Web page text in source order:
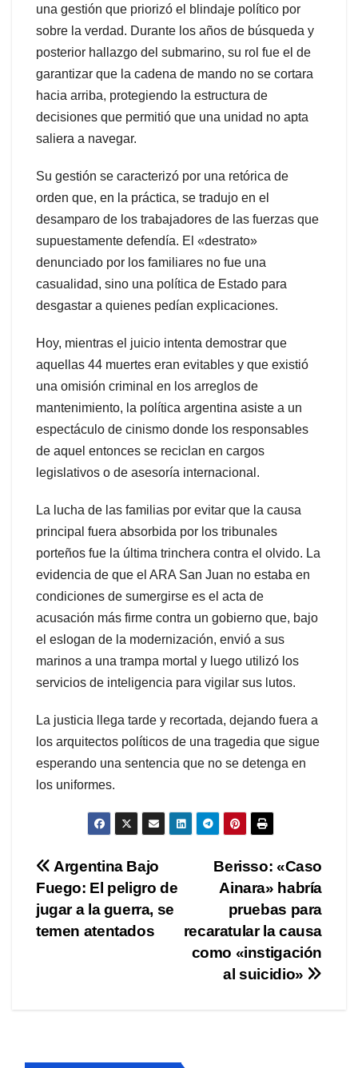
una gestión que priorizó el blindaje político por
sobre la verdad. Durante los años de búsqueda y
posterior hallazgo del submarino, su rol fue el de
garantizar que la cadena de mando no se cortara
hacia arriba, protegiendo la estructura de
decisiones que permitió que una unidad no apta
saliera a navegar.
Su gestión se caracterizó por una retórica de
orden que, en la práctica, se tradujo en el
desamparo de los trabajadores de las fuerzas que
supuestamente defendía. El «destrato»
denunciado por los familiares no fue una
casualidad, sino una política de Estado para
desgastar a quienes pedían explicaciones.
Hoy, mientras el juicio intenta demostrar que
aquellas 44 muertes eran evitables y que existió
una omisión criminal en los arreglos de
mantenimiento, la política argentina asiste a un
espectáculo de cinismo donde los responsables
de aquel entonces se reciclan en cargos
legislativos o de asesoría internacional.
La lucha de las familias por evitar que la causa
principal fuera absorbida por los tribunales
porteños fue la última trinchera contra el olvido. La
evidencia de que el ARA San Juan no estaba en
condiciones de sumergirse es el acta de
acusación más firme contra un gobierno que, bajo
el eslogan de la modernización, envió a sus
marinos a una trampa mortal y luego utilizó los
servicios de inteligencia para vigilar sus lutos.
La justicia llega tarde y recortada, dejando fuera a
los arquitectos políticos de una tragedia que sigue
esperando una sentencia que no se detenga en
los uniformes.
Navegación
de
entradas
Berisso: «Caso
Ainara» habría
pruebas para
recaratular la causa
como «instigación
al suicidio»
Argentina Bajo
Fuego: El peligro de
jugar a la guerra, se
temen atentados